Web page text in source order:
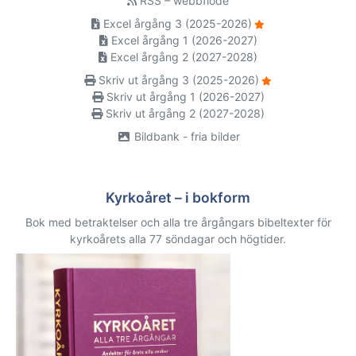
Excel årgång 3 (2025-2026)
Excel årgång 1 (2026-2027)
Excel årgång 2 (2027-2028)
Skriv ut årgång 3 (2025-2026)
Skriv ut årgång 1 (2026-2027)
Skriv ut årgång 2 (2027-2028)
Bildbank - fria bilder
Kyrkoåret – i bokform
Bok med betraktelser och alla tre årgångars bibeltexter för
kyrkoårets alla 77 söndagar och högtider.